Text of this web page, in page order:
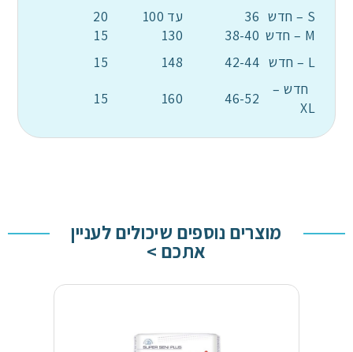
S – חדש
M – חדש
36
38-40
עד 100
130
20
15
L – חדש
42-44
148
15
חדש –
XL
46-52
160
15
מוצרים נוספים שיכולים לעניין
אתכם >